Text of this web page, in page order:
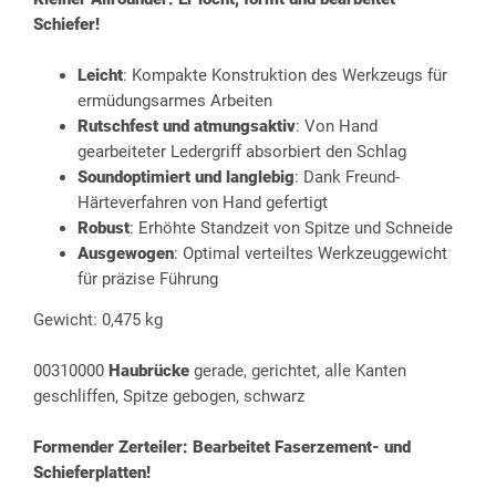
Schiefer!
Leicht: Kompakte Konstruktion des Werkzeugs für
ermüdungsarmes Arbeiten
Rutschfest und atmungsaktiv: Von Hand
gearbeiteter Ledergriff absorbiert den Schlag
Soundoptimiert und langlebig: Dank Freund-
Härteverfahren von Hand gefertigt
Robust: Erhöhte Standzeit von Spitze und Schneide
Ausgewogen: Optimal verteiltes Werkzeuggewicht
für präzise Führung
Gewicht: 0,475 kg
00310000 Haubrücke gerade, gerichtet, alle Kanten
geschliffen, Spitze gebogen, schwarz
Formender Zerteiler: Bearbeitet Faserzement- und
Schieferplatten!